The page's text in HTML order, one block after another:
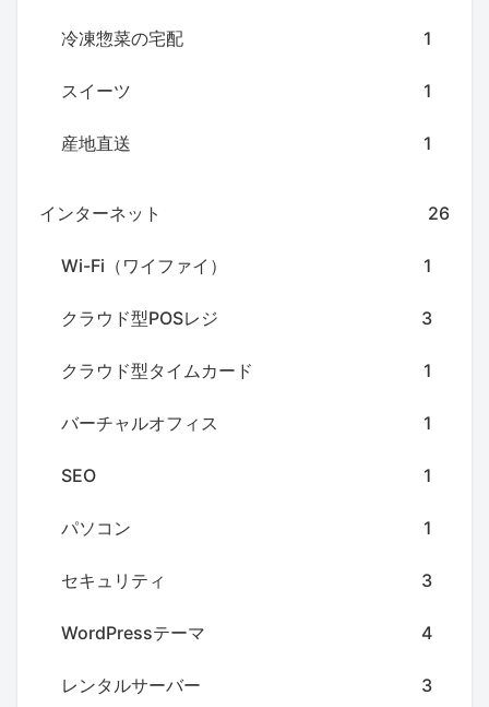
冷凍惣菜の宅配 1
スイーツ 1
産地直送 1
インターネット 26
Wi-Fi（ワイファイ） 1
クラウド型POSレジ 3
クラウド型タイムカード 1
バーチャルオフィス 1
SEO 1
パソコン 1
セキュリティ 3
WordPressテーマ 4
レンタルサーバー 3